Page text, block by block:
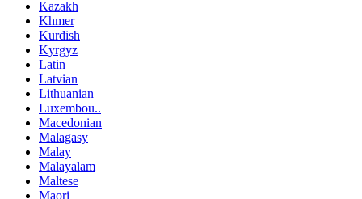
Kazakh
Khmer
Kurdish
Kyrgyz
Latin
Latvian
Lithuanian
Luxembou..
Macedonian
Malagasy
Malay
Malayalam
Maltese
Maori